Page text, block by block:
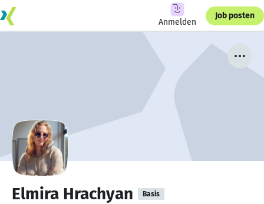
Anmelden
Job posten
Elmira Hrachyan Basis